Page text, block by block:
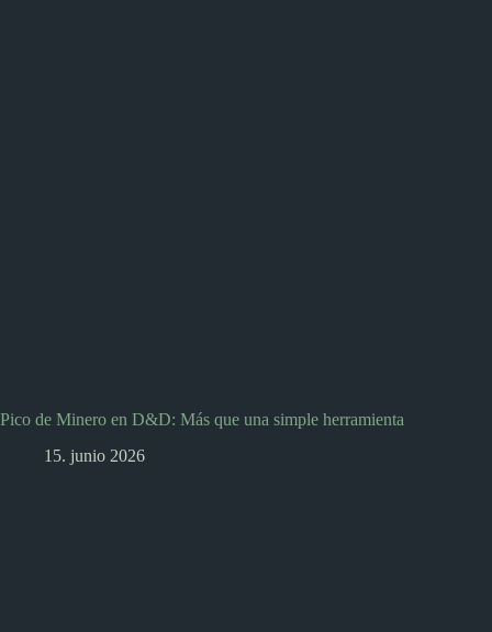
Pico de Minero en D&D: Más que una simple herramienta
15. junio 2026